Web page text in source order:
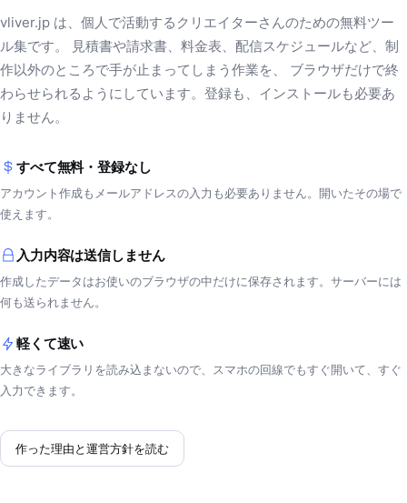
vliver.jp は、個人で活動するクリエイターさんのための無料ツー
ル集です。 見積書や請求書、料金表、配信スケジュールなど、制
作以外のところで手が止まってしまう作業を、 ブラウザだけで終
わらせられるようにしています。登録も、インストールも必要あ
りません。
すべて無料・登録なし
アカウント作成もメールアドレスの入力も必要ありません。開いたその場で
使えます。
入力内容は送信しません
作成したデータはお使いのブラウザの中だけに保存されます。サーバーには
何も送られません。
軽くて速い
大きなライブラリを読み込まないので、スマホの回線でもすぐ開いて、すぐ
入力できます。
作った理由と運営方針を読む